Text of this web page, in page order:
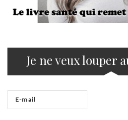
Je ne veux louper